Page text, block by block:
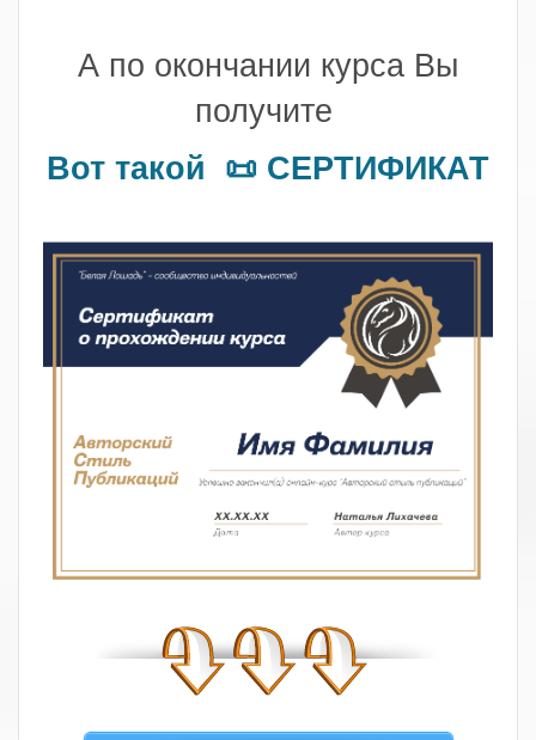
А по окончании курса Вы
получите
Вот такой 📜 СЕРТИФИКАТ